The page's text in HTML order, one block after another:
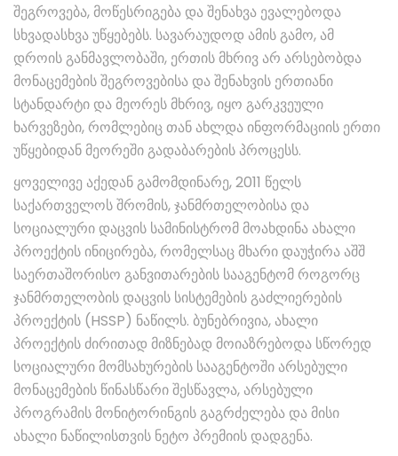
შეგროვება, მოწესრიგება და შენახვა ევალებოდა
სხვადასხვა უწყებებს. სავარაუდოდ ამის გამო, ამ
დროის განმავლობაში, ერთის მხრივ არ არსებობდა
მონაცემების შეგროვებისა და შენახვის ერთიანი
სტანდარტი და მეორეს მხრივ, იყო გარკვეული
ხარვეზები, რომლებიც თან ახლდა ინფორმაციის ერთი
უწყებიდან მეორეში გადაბარების პროცესს.
ყოველივე აქედან გამომდინარე, 2011 წელს
საქართველოს შრომის, ჯანმრთელობისა და
სოციალური დაცვის სამინისტრომ მოახდინა ახალი
პროექტის ინიცირება, რომელსაც მხარი დაუჭირა აშშ
საერთაშორისო განვითარების სააგენტომ როგორც
ჯანმრთელობის დაცვის სისტემების გაძლიერების
პროექტის (HSSP) ნაწილს. ბუნებრივია, ახალი
პროექტის ძირითად მიზნებად მოიაზრებოდა სწორედ
სოციალური მომსახურების სააგენტოში არსებული
მონაცემების წინასწარი შესწავლა, არსებული
პროგრამის მონიტორინგის გაგრძელება და მისი
ახალი ნაწილისთვის ნეტო პრემიის დადგენა.